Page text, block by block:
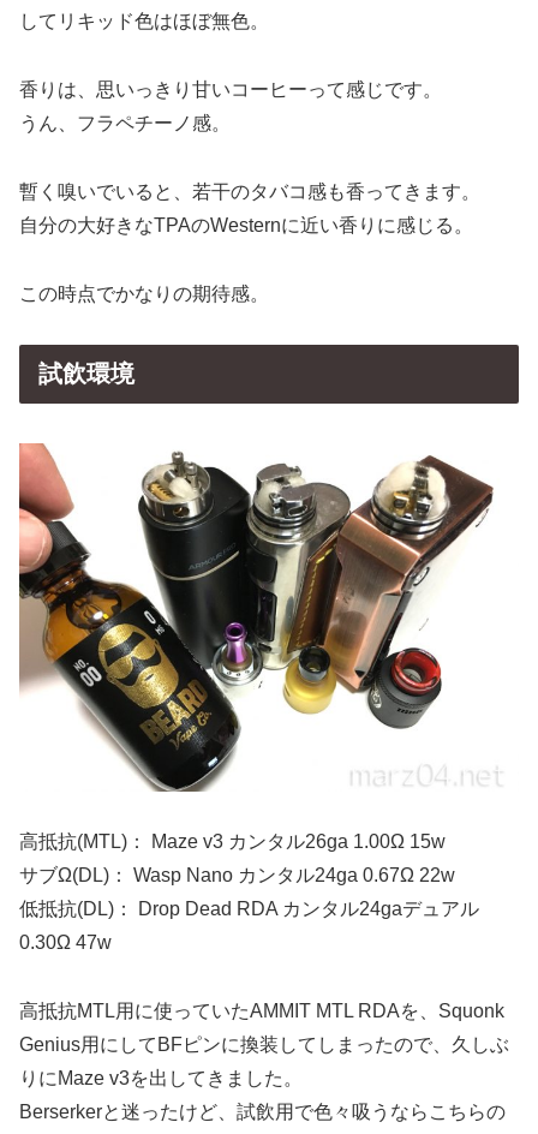
してリキッド色はほぼ無色。
香りは、思いっきり甘いコーヒーって感じです。
うん、フラペチーノ感。
暫く嗅いでいると、若干のタバコ感も香ってきます。
自分の大好きなTPAのWesternに近い香りに感じる。
この時点でかなりの期待感。
試飲環境
高抵抗(MTL)： Maze v3 カンタル26ga 1.00Ω 15w
サブΩ(DL)： Wasp Nano カンタル24ga 0.67Ω 22w
低抵抗(DL)： Drop Dead RDA カンタル24gaデュアル
0.30Ω 47w
高抵抗MTL用に使っていたAMMIT MTL RDAを、Squonk
Genius用にしてBFピンに換装してしまったので、久しぶ
りにMaze v3を出してきました。
Berserkerと迷ったけど、試飲用で色々吸うならこちらの